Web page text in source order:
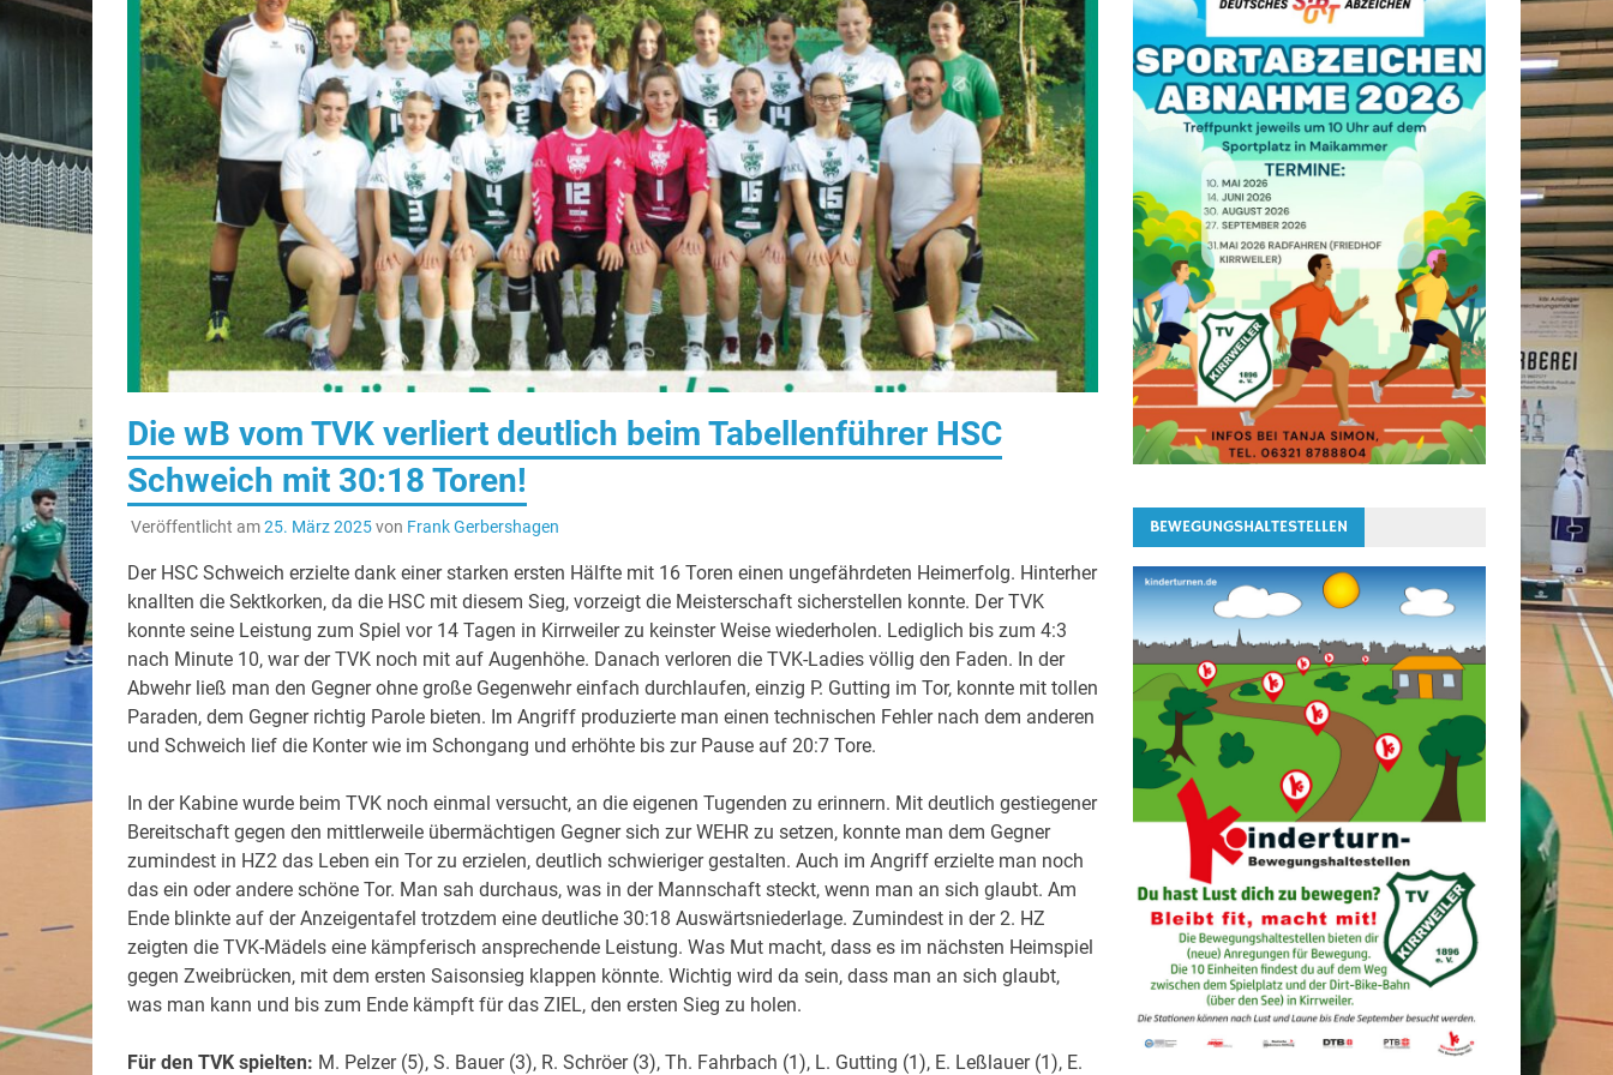
Die wB vom TVK verliert deutlich beim Tabellenführer HSC
Schweich mit 30:18 Toren!
Veröffentlicht am25. März 2025von Frank Gerbershagen
Der HSC Schweich erzielte dank einer starken ersten Hälfte mit 16 Toren einen ungefährdeten Heimerfolg. Hinterher
knallten die Sektkorken, da die HSC mit diesem Sieg, vorzeigt die Meisterschaft sicherstellen konnte. Der TVK
konnte seine Leistung zum Spiel vor 14 Tagen in Kirrweiler zu keinster Weise wiederholen. Lediglich bis zum 4:3
nach Minute 10, war der TVK noch mit auf Augenhöhe. Danach verloren die TVK-Ladies völlig den Faden. In der
Abwehr ließ man den Gegner ohne große Gegenwehr einfach durchlaufen, einzig P. Gutting im Tor, konnte mit tollen
Paraden, dem Gegner richtig Parole bieten. Im Angriff produzierte man einen technischen Fehler nach dem anderen
und Schweich lief die Konter wie im Schongang und erhöhte bis zur Pause auf 20:7 Tore.
In der Kabine wurde beim TVK noch einmal versucht, an die eigenen Tugenden zu erinnern. Mit deutlich gestiegener
Bereitschaft gegen den mittlerweile übermächtigen Gegner sich zur WEHR zu setzen, konnte man dem Gegner
zumindest in HZ2 das Leben ein Tor zu erzielen, deutlich schwieriger gestalten. Auch im Angriff erzielte man noch
das ein oder andere schöne Tor. Man sah durchaus, was in der Mannschaft steckt, wenn man an sich glaubt. Am
Ende blinkte auf der Anzeigentafel trotzdem eine deutliche 30:18 Auswärtsniederlage. Zumindest in der 2. HZ
zeigten die TVK-Mädels eine kämpferisch ansprechende Leistung. Was Mut macht, dass es im nächsten Heimspiel
gegen Zweibrücken, mit dem ersten Saisonsieg klappen könnte. Wichtig wird da sein, dass man an sich glaubt,
was man kann und bis zum Ende kämpft für das ZIEL, den ersten Sieg zu holen.
Für den TVK spielten: M. Pelzer (5), S. Bauer (3), R. Schröer (3), Th. Fahrbach (1), L. Gutting (1), E. Leßlauer (1), E.
BEWEGUNGSHALTESTELLEN